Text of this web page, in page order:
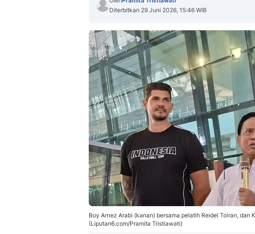
Diterbitkan 29 Juni 2026, 15:46 WIB
Boy Arnez Arabi (kanan) bersama pelatih Reidel Toiran, dan
(Liputan6.com/Pramita Tristiawati)